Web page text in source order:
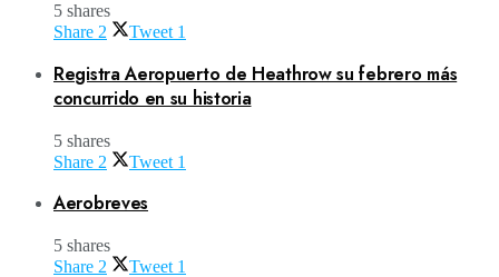
5 shares
Share 2 Tweet 1
Registra Aeropuerto de Heathrow su febrero más
concurrido en su historia
5 shares
Share 2 Tweet 1
Aerobreves
5 shares
Share 2 Tweet 1